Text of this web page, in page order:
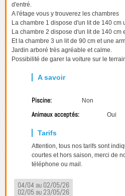
d'entré.
A l'étage vous y trouverez les chambres
La chambre 1 dispose d'un lit de 140 cm
La chambre 2 dispose d'un lit de 140 cm
Et la chambre 3 un lit de 90 cm et une
Jardin arboré très agréable et calme.
Possibilité de garer la voiture sur le
Piscine: Non
Animaux acceptés: Oui
Attention, tous nos tarifs sont
courtes et hors saison, merci de
téléphone ou mail.
04/04 au 02/05/26
02/05 au 23/05/26